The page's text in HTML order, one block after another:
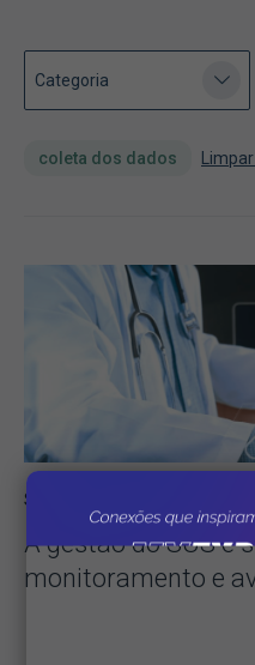
coleta dos dados
Saúde Pública
A gestão do SUS e
monitoramento e